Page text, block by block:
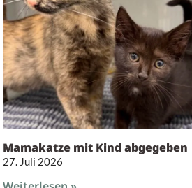
Mamakatze mit Kind abgegeben
27. Juli 2026